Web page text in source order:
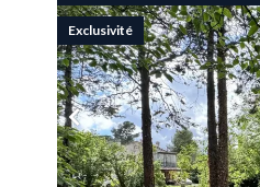
Exclusivité